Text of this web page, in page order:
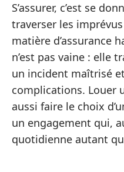
S’assurer, c’est se
traverser les
matière d’assurance
n’est pas vaine : elle
un incident maîtrisé
complications. Louer
aussi faire le choix
un engagement qui,
quotidienne autant